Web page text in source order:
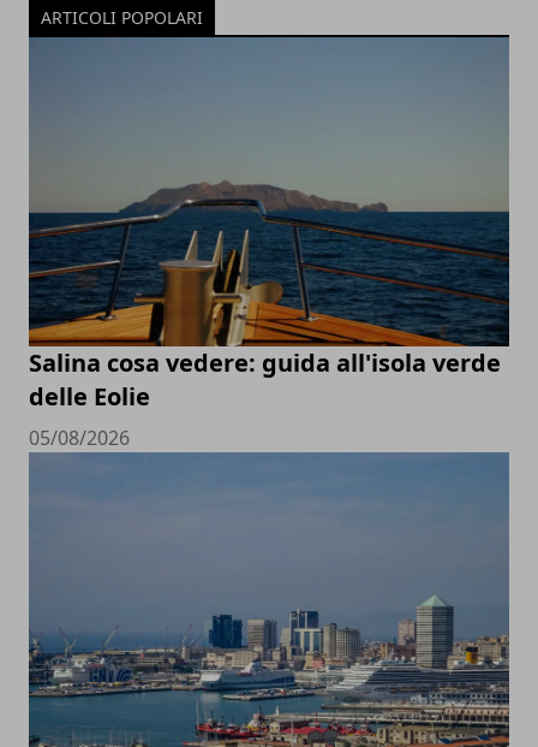
ARTICOLI POPOLARI
Salina cosa vedere: guida all'isola verde
delle Eolie
05/08/2026